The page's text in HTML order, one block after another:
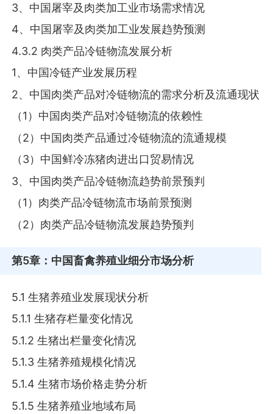
3、中国屠宰及肉类加工业市场需求情况
4、中国屠宰及肉类加工业发展趋势预测
4.3.2 肉类产品冷链物流发展分析
1、中国冷链产业发展历程
2、中国肉类产品对冷链物流的需求分析及流通现状
（1）中国肉类产品对冷链物流的依赖性
（2）中国肉类产品通过冷链物流的流通规模
（3）中国鲜冷冻猪肉进出口贸易情况
3、中国肉类产品冷链物流趋势前景预判
（1）肉类产品冷链物流市场前景预测
（2）肉类产品冷链物流发展趋势预判
第5章 ：中国畜禽养殖业细分市场分析
5.1 生猪养殖业发展现状分析
5.1.1 生猪存栏量变化情况
5.1.2 生猪出栏量变化情况
5.1.3 生猪养殖规模化情况
5.1.4 生猪市场价格走势分析
5.1.5 生猪养殖业地域布局